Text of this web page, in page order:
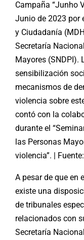
Campaña “Junho
Junio de 2023 por
y Ciudadanía
Secretaría
Mayores (SNDPI).
sensibilización
mecanismos de
violencia sobre
contó con la
durante el
las Personas
violencia”. |
A pesar de que en
existe una
de tribunales
relacionados con
Secretaría